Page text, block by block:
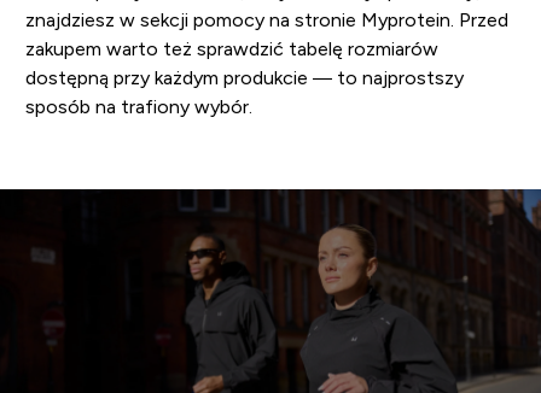
znajdziesz w sekcji pomocy na stronie Myprotein. Przed
zakupem warto też sprawdzić tabelę rozmiarów
dostępną przy każdym produkcie — to najprostszy
sposób na trafiony wybór.